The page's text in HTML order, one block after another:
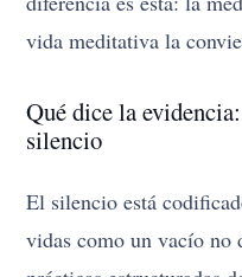
vida meditativa la
Qué dice la
silencio
El silencio está
vidas como un vacío no